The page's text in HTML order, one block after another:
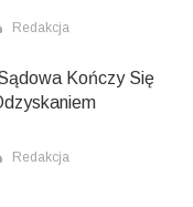
Redakcja
Kończy Się
Redakcja